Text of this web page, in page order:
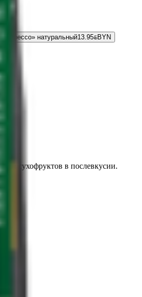
натуральный13.95BYNBYN
сухофруктов в послевкусии.